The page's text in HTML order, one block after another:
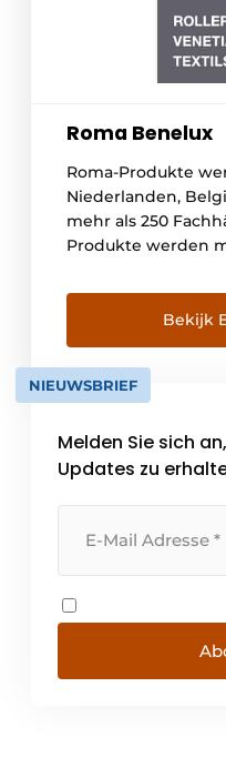
Roma Benelux
Roma-Produkte
Niederlanden,
mehr als 250
Produkte werden
Hauptsitz in
Händlernetz
verfügt über ein
und unterstützt ein
die jedes
Händler liefern
Bekijk
NIEUWSBRIEF
Melden Sie sich
Updates zu